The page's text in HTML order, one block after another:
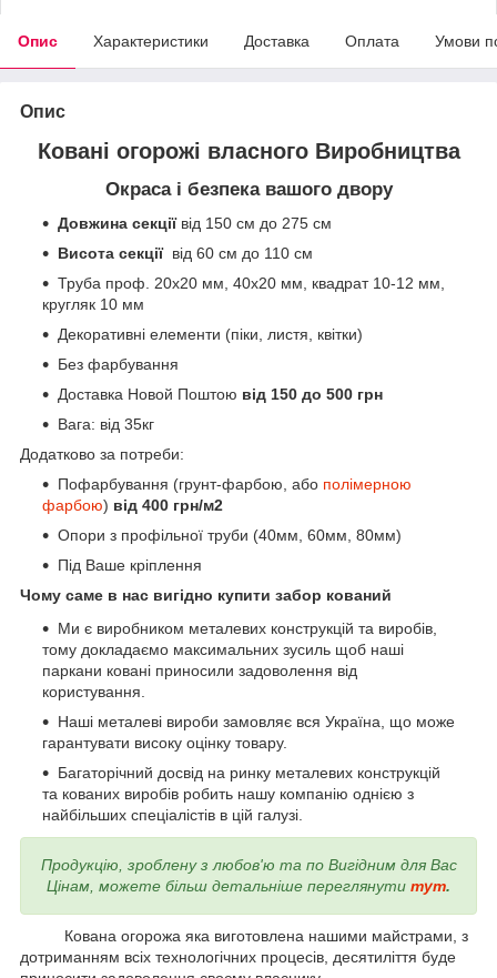
Опис Характеристики Доставка Оплата Умови
Опис
Ковані огорожі власного Виробництва
Окраса і безпека вашого двору
Довжина секціївід 150 см до 275 см
Висота секції від 60 см до 110 см
Труба проф. 20х20 мм, 40х20 мм, квадрат 10-12 мм,
кругляк 10 мм
Декоративні елементи (піки, листя, квітки)
Без фарбування
Доставка Новой Поштою від 150 до 500 грн
Вага: від 35кг
Додатково за потреби:
Пофарбування (грунт-фарбою, або полімерною
фарбою) від 400 грн/м2
Опори з профільної труби (40мм, 60мм, 80мм)
Під Ваше кріплення
Чому саме в нас вигідно купити забор кований
Ми є виробником металевих конструкцій та виробів,
тому докладаємо максимальних зусиль щоб наші
паркани ковані приносили задоволення від
користування.
Наші металеві вироби замовляє вся Україна, що може
гарантувати високу оцінку товару.
Багаторічний досвід на ринку металевих конструкцій
та кованих виробів робить нашу компанію однією з
найбільших спеціалістів в цій галузі.
Продукцію, зроблену з любов'ю та по Вигідним для Вас
Цінам, можете більш детальніше переглянути тут.
Кована огорожа яка виготовлена нашими майстрами, з
дотриманням всіх технологічних процесів, десятиліття буде